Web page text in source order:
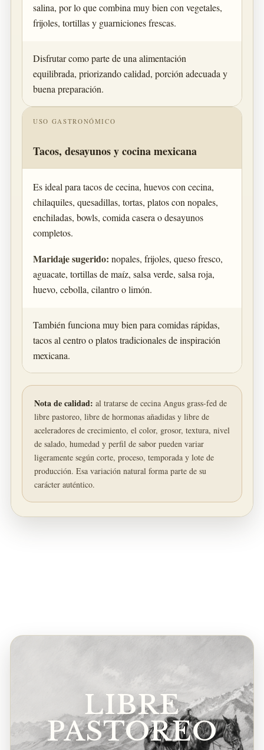
salina, por lo que combina muy bien con vegetales,
frijoles, tortillas y guarniciones frescas.
Disfrutar como parte de una alimentación
equilibrada, priorizando calidad, porción adecuada y
buena preparación.
USO GASTRONÓMICO
Tacos, desayunos y cocina mexicana
Es ideal para tacos de cecina, huevos con cecina,
chilaquiles, quesadillas, tortas, platos con nopales,
enchiladas, bowls, comida casera o desayunos
completos.
Maridaje sugerido: nopales, frijoles, queso fresco,
aguacate, tortillas de maíz, salsa verde, salsa roja,
huevo, cebolla, cilantro o limón.
También funciona muy bien para comidas rápidas,
tacos al centro o platos tradicionales de inspiración
mexicana.
Nota de calidad: al tratarse de cecina Angus grass-fed de
libre pastoreo, libre de hormonas añadidas y libre de
aceleradores de crecimiento, el color, grosor, textura, nivel
de salado, humedad y perfil de sabor pueden variar
ligeramente según corte, proceso, temporada y lote de
producción. Esa variación natural forma parte de su
carácter auténtico.
LIBRE
PASTOREO